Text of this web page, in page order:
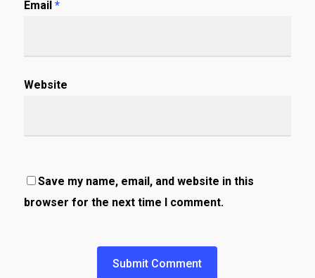
Email *
Website
Save my name, email, and website in this
browser for the next time I comment.